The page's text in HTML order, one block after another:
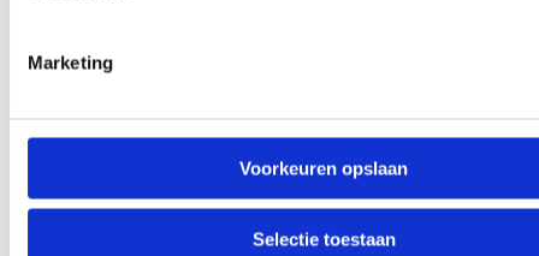
Marketing
Voorkeuren opslaan
Selectie toestaan